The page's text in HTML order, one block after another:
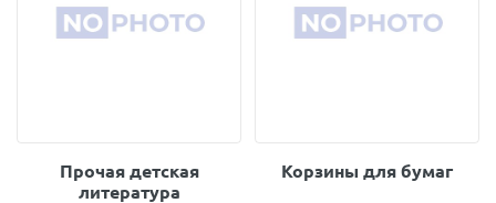
Прочая детская
литература
Корзины для бумаг